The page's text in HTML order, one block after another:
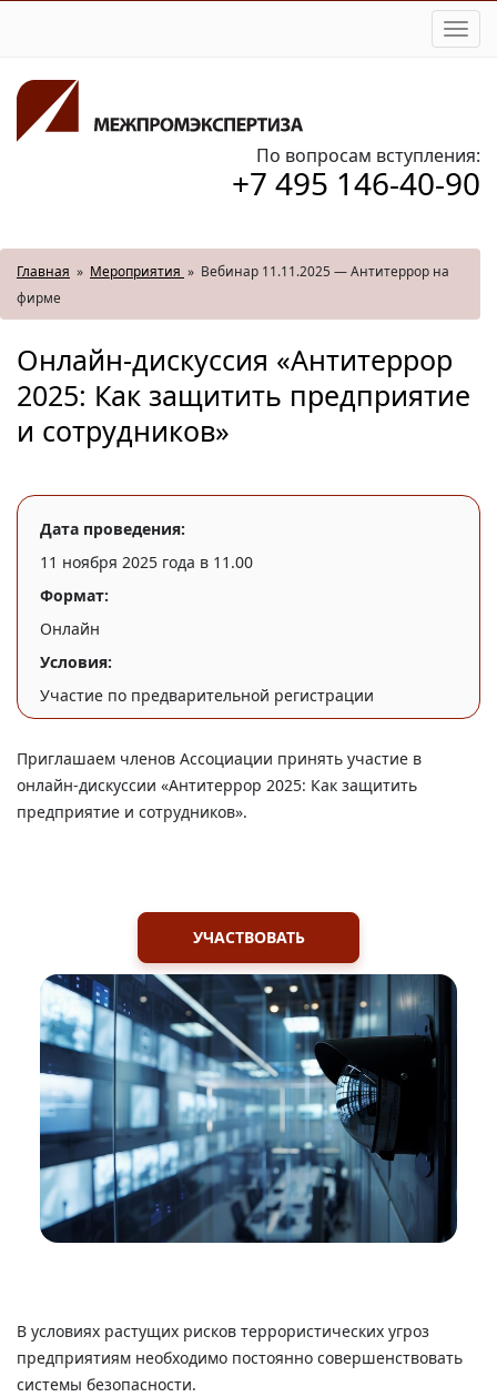
По вопросам вступления:
+7 495 146-40-90
Главная » Мероприятия » Вебинар 11.11.2025 — Антитеррор на
фирме
Онлайн-дискуссия «Антитеррор
2025: Как защитить предприятие
и сотрудников»
Дата проведения:
11 ноября 2025 года в 11.00
Формат:
Онлайн
Условия:
Участие по предварительной регистрации
Приглашаем членов Ассоциации принять участие в
онлайн-дискуссии «Антитеррор 2025: Как защитить
предприятие и сотрудников».
УЧАСТВОВАТЬ
В условиях растущих рисков террористических угроз
предприятиям необходимо постоянно совершенствовать
системы безопасности.